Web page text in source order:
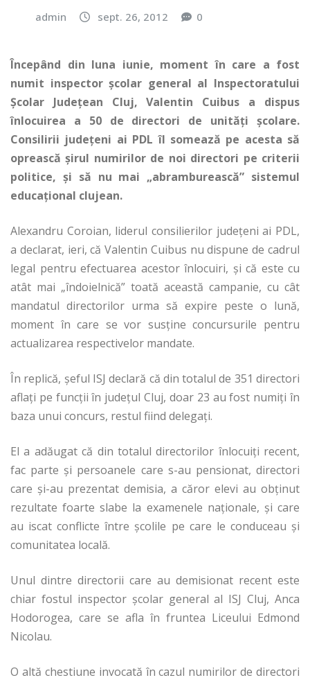
admin sept. 26, 2012 0
Începând din luna iunie, moment în care a fost
numit inspector şcolar general al Inspectoratului
Şcolar Judeţean Cluj, Valentin Cuibus a dispus
înlocuirea a 50 de directori de unităţi şcolare.
Consilirii judeţeni ai PDL îl somează pe acesta să
oprească şirul numirilor de noi directori pe criterii
politice, şi să nu mai „abramburească” sistemul
educaţional clujean.
Alexandru Coroian, liderul consilierilor judeţeni ai PDL,
a declarat, ieri, că Valentin Cuibus nu dispune de cadrul
legal pentru efectuarea acestor înlocuiri, şi că este cu
atât mai „îndoielnică” toată această campanie, cu cât
mandatul directorilor urma să expire peste o lună,
moment în care se vor susţine concursurile pentru
actualizarea respectivelor mandate.
În replică, şeful ISJ declară că din totalul de 351 directori
aflaţi pe funcţii în judeţul Cluj, doar 23 au fost numiţi în
baza unui concurs, restul fiind delegaţi.
El a adăugat că din totalul directorilor înlocuiţi recent,
fac parte şi persoanele care s-au pensionat, directori
care şi-au prezentat demisia, a căror elevi au obţinut
rezultate foarte slabe la examenele naţionale, şi care
au iscat conflicte între şcolile pe care le conduceau şi
comunitatea locală.
Unul dintre directorii care au demisionat recent este
chiar fostul inspector şcolar general al ISJ Cluj, Anca
Hodorogea, care se afla în fruntea Liceului Edmond
Nicolau.
O altă chestiune invocată în cazul numirilor de directori